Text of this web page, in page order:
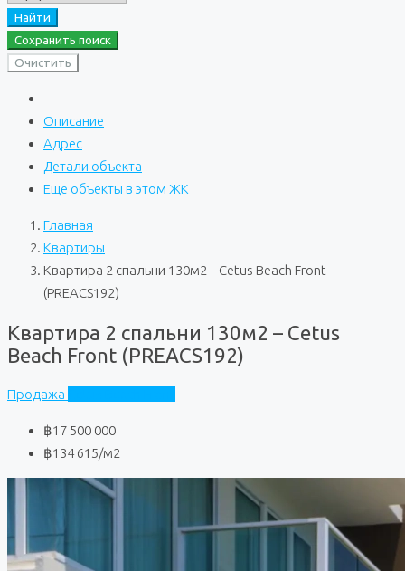
Найти
Сохранить поиск
Очистить
Описание
Адрес
Детали объекта
Еще объекты в этом ЖК
Главная
Квартиры
Квартира 2 спальни 130м2 – Cetus Beach Front
(PREACS192)
Квартира 2 спальни 130м2 – Cetus
Beach Front (PREACS192)
Продажа
฿17 500 000
฿134 615/м2